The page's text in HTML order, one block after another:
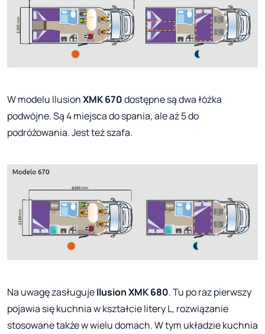
W modelu IlusionXMK 670dostępne są dwa łóżka
podwójne. Są 4 miejsca do spania, ale aż 5 do
podróżowania. Jest też szafa.
Na uwagę zasługujeIlusion XMK 680. Tu po raz pierwszy
pojawia się kuchnia w kształcie litery L, rozwiązanie
stosowane także w wielu domach. W tym układzie kuchnia